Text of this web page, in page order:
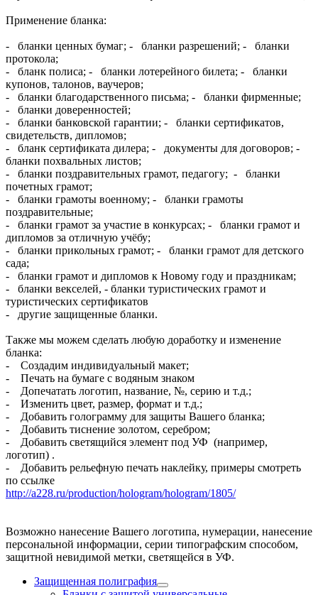
Применение бланка:
- бланки ценных бумаг; - бланки разрешений; - бланки
протокола;
- бланк полиса; - бланки лотерейного билета; - бланки
купонов, талонов, ваучеров;
- бланки благодарственного письма; - бланки фирменные;
- бланки доверенностей;
- бланки банковской гарантии; - бланки сертификатов,
свидетельств, дипломов;
- бланк сертификата дилера; - документы для договоров; -
бланки похвальных листов;
- бланки поздравительных грамот, педагогу; - бланки
почетных грамот;
- бланки грамоты военному; - бланки грамоты
поздравительные;
- бланки грамот за участие в конкурсах; - бланки грамот и
дипломов за отличную учёбу;
- бланки прикольных грамот; - бланки грамот для детского
сада;
- бланки грамот и дипломов к Новому году и праздникам;
- бланки векселей, - бланки туристических грамот и
туристических сертификатов
- другие защищенные бланки.
Также мы можем сделать любую доработку и изменение
бланка:
- Создадим индивидуальный макет;
- Печать на бумаге с водяным знаком
- Допечатать логотип, название, №, серию и т.д.;
- Изменить цвет, размер, формат и т.д.;
- Добавить голограмму для защиты Вашего бланка;
- Добавить тиснение золотом, серебром;
- Добавить светящийся элемент под УФ (например,
логотип) .
- Добавить рельефную печать наклейку, примеры смотреть
по ссылке
http://a228.ru/production/hologram/hologram/1805/
Возможно нанесение Вашего логотипа, нумерации, нанесение
персональной информации, серии типографским способом,
защитной невидимой метки, светящейся в УФ.
Защищенная полиграфия